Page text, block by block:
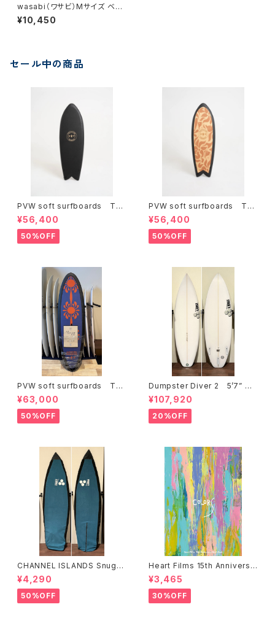
wasabi（ワサビ）Mサイズ ベビ
ーキャンバスデッキラップ サー
フボードカバー
¥10,450
セール中の商品
PVW soft surfboards TH
E 5'3'' THRILL BLACK p
ositive vibe warriors ポジ
ティブヴァイブウォリアーズ
¥56,400
50%OFF
PVW soft surfboards TH
E 5'3'' THRILL STOKE p
ositive vibe warriors ポジ
ティブヴァイブウォリアーズ
¥56,400
50%OFF
PVW soft surfboards TH
E JAM 6'0" positive vibe
warriors ポジティブヴァイブ
ウォリアーズ
¥63,000
50%OFF
Dumpster Diver 2 5’7” チ
ャンネルアイランズ channeli
slands アルメリック ダンプ
スターダイバー２ フューチャー
フィン 日本正規販売店
¥107,920
20%OFF
CHANNEL ISLANDS Snuggi
e ERP HP チャンネルアイラン
ズ スナッギー ハイパフォーマ
ンス ボードケース カバー
¥4,290
50%OFF
Heart Films 15th Anniversa
ry “Colors” Movie Book
ハートフィルム
¥3,465
30%OFF